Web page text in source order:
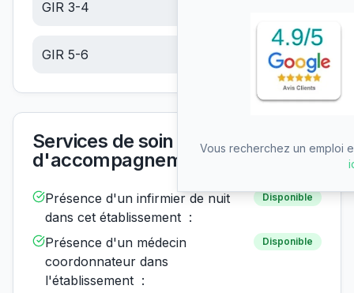
GIR 3-4
GIR 5-6 6.05€/jour
Services de soin et
d'accompagnement
Présence d'un infirmier de nuit
dans cet établissement :
Disponible
Présence d'un médecin
coordonnateur dans
l'établissement :
Disponible
Vous recherchez un emploi